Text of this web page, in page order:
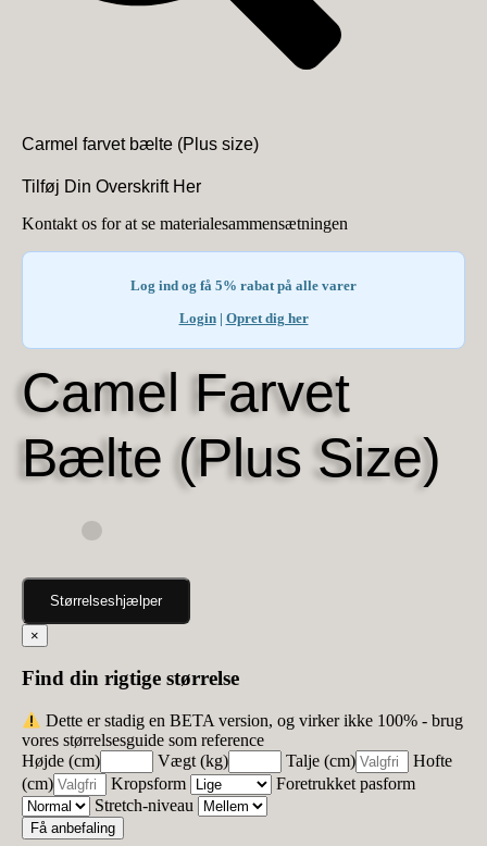
Carmel farvet bælte (Plus size)
Tilføj Din Overskrift Her
Kontakt os for at se materialesammensætningen
Log ind og få 5% rabat på alle varer
Login| Opret dig her
Camel Farvet
Bælte (Plus Size)
Størrelseshjælper
×
Find din rigtige størrelse
Dette er stadig en BETA version, og virker ikke 100% - brug
vores størrelsesguide som reference
Højde (cm)
Vægt (kg) Talje (cm)
Hofte
(cm)
Kropsform
Foretrukket pasform
Stretch-niveau
Få anbefaling